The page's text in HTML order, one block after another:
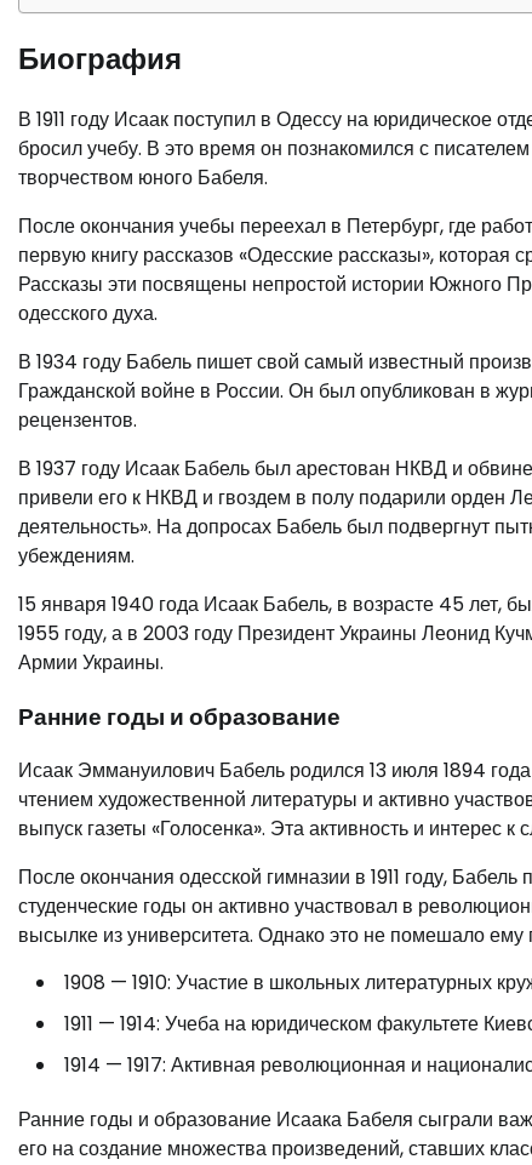
Биография
В 1911 году Исаак поступил в Одессу на юридическое
бросил учебу. В это время он познакомился с
творчеством юного Бабеля.
После окончания учебы переехал в Петербург, где
первую книгу рассказов «Одесские рассказы»,
Рассказы эти посвящены непростой истории Южного
одесского духа.
В 1934 году Бабель пишет свой самый известный
Гражданской войне в России. Он был опубликован в
рецензентов.
В 1937 году Исаак Бабель был арестован НКВД и
привели его к НКВД и гвоздем в полу подарили орден
деятельность». На допросах Бабель был подвергнут
убеждениям.
15 января 1940 года Исаак Бабель, в возрасте 45 лет,
1955 году, а в 2003 году Президент Украины Леонид
Армии Украины.
Ранние годы и образование
Исаак Эммануилович Бабель родился 13 июля 1894
чтением художественной литературы и активно
выпуск газеты «Голосенка». Эта активность и интерес
После окончания одесской гимназии в 1911 году,
студенческие годы он активно участвовал в
высылке из университета. Однако это не помешало ему
1908 — 1910: Участие в школьных литературных
1911 — 1914: Учеба на юридическом факультете
1914 — 1917: Активная революционная и
Ранние годы и образование Исаака Бабеля сыграли
его на создание множества произведений, ставших